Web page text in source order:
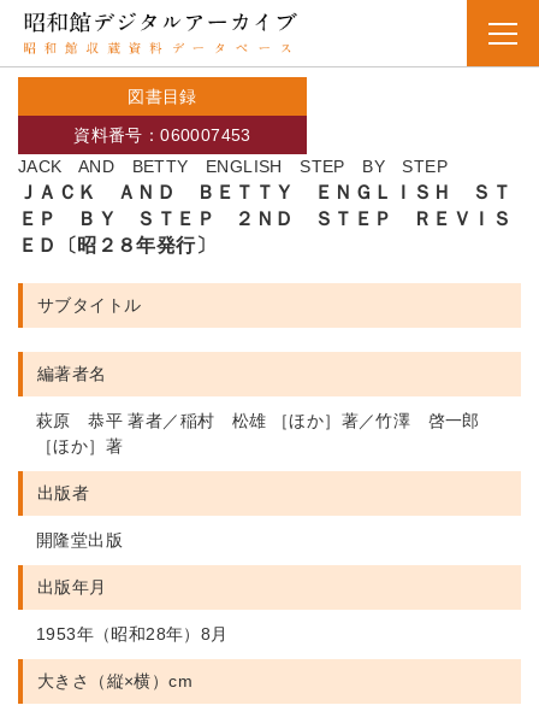
図書目録
JACK AND BETTY ENGLISH STEP BY STEP
資料番号：060007453
ＪＡＣＫ ＡＮＤ ＢＥＴＴＹ ＥＮＧＬＩＳＨ ＳＴ
ＥＰ ＢＹ ＳＴＥＰ ２ＮＤ ＳＴＥＰ ＲＥＶＩＳ
ＥＤ〔昭２８年発行〕
サブタイトル
編著者名
萩原 恭平 著者／稲村 松雄 ［ほか］著／竹澤 啓一郎
［ほか］著
出版者
開隆堂出版
出版年月
1953年（昭和28年）8月
大きさ（縦×横）cm